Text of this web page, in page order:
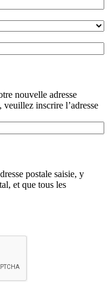
nouvelle adresse
veuillez inscrire l’adresse
postale saisie, y
et que tous les